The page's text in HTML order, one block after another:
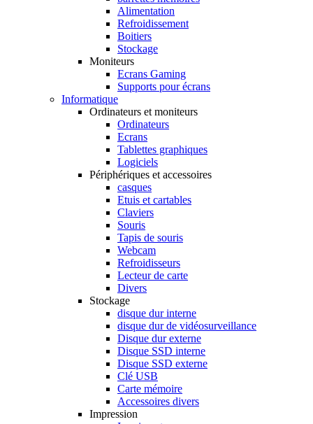
Alimentation
Refroidissement
Boitiers
Stockage
Moniteurs
Ecrans Gaming
Supports pour écrans
Informatique
Ordinateurs et moniteurs
Ordinateurs
Ecrans
Tablettes graphiques
Logiciels
Périphériques et accessoires
casques
Etuis et cartables
Claviers
Souris
Tapis de souris
Webcam
Refroidisseurs
Lecteur de carte
Divers
Stockage
disque dur interne
disque dur de vidéosurveillance
Disque dur externe
Disque SSD interne
Disque SSD externe
Clé USB
Carte mémoire
Accessoires divers
Impression